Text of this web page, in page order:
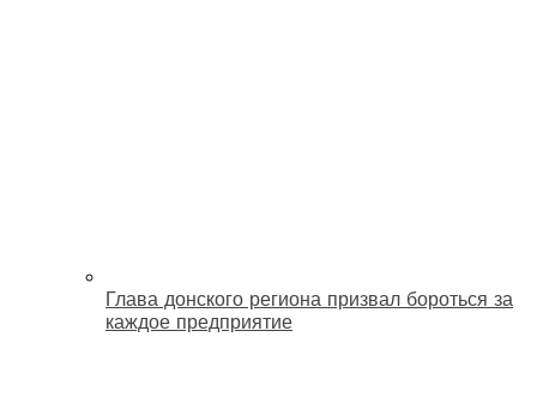
Глава донского региона призвал бороться за
каждое предприятие